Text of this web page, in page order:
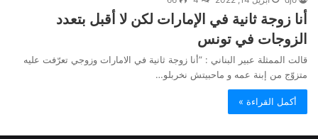
أنا زوجة ثانية في الإمارات لكن لا أقبل بتعدد
الزوجات في تونس
قالت الممثلة عبير البناني : ”أنا زوجة ثانية في الامارات وزوجي تعرّفت عليه
متزوّج من إبنة عمه و ماحبيتش نخربلو…
أكمل القراءة »